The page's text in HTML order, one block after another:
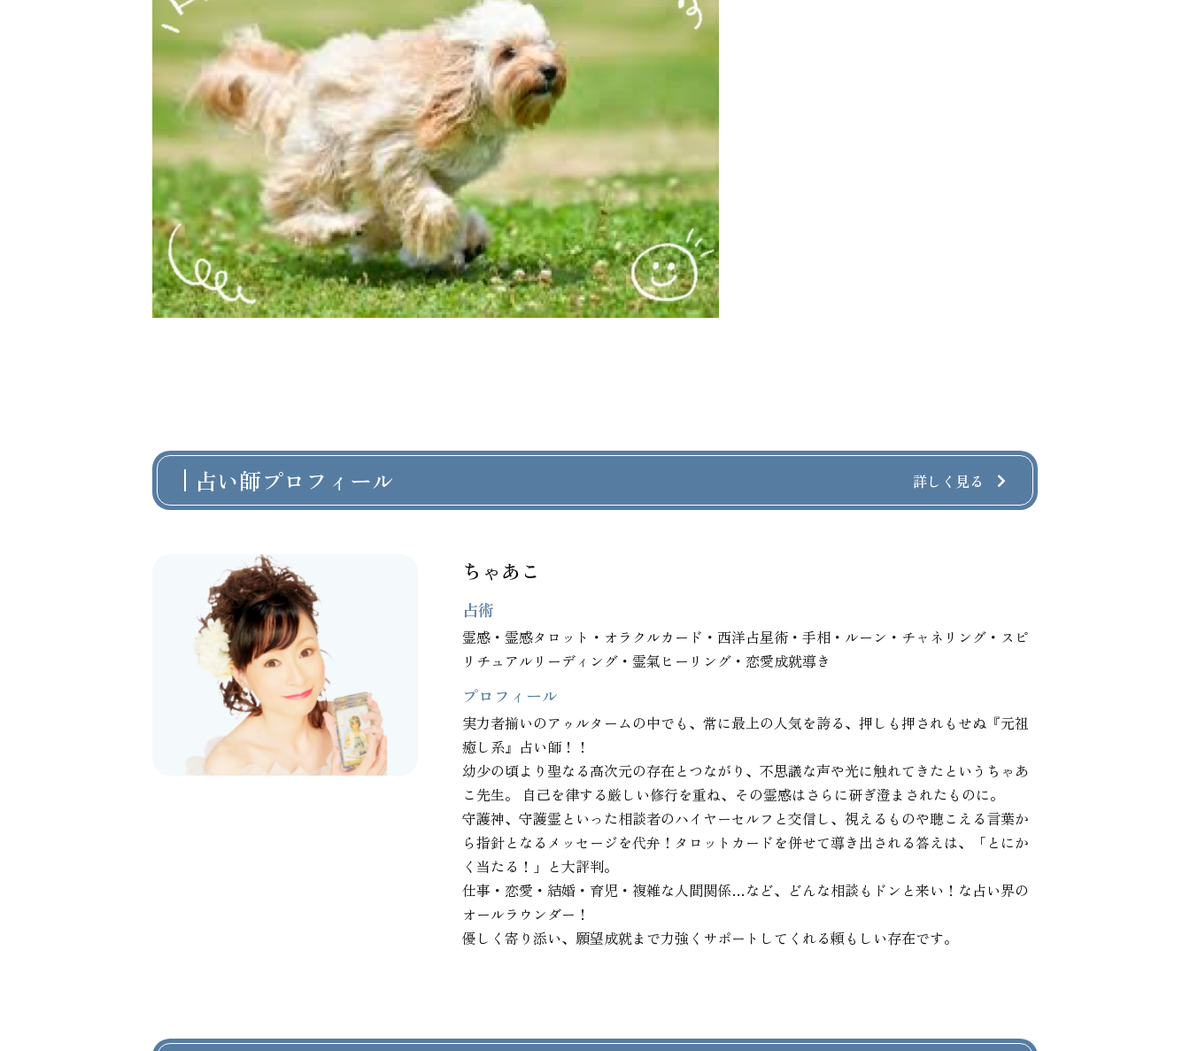
占い師プロフィール 詳しく見る
ちゃあこ
占術
霊感・霊感タロット・オラクルカード・西洋占星術・手相・ルーン・チャネリング・スピ
リチュアルリーディング・霊氣ヒーリング・恋愛成就導き
プロフィール
実力者揃いのアゥルタームの中でも、常に最上の人気を誇る、押しも押されもせぬ『元祖
癒し系』占い師！！
幼少の頃より聖なる高次元の存在とつながり、不思議な声や光に触れてきたというちゃあ
こ先生。 自己を律する厳しい修行を重ね、その霊感はさらに研ぎ澄まされたものに。
守護神、守護霊といった相談者のハイヤーセルフと交信し、視えるものや聴こえる言葉か
ら指針となるメッセージを代弁！タロットカードを併せて導き出される答えは、「とにか
く当たる！」と大評判。
仕事・恋愛・結婚・育児・複雑な人間関係…など、どんな相談もドンと来い！な占い界の
オールラウンダー！
優しく寄り添い、願望成就まで力強くサポートしてくれる頼もしい存在です。